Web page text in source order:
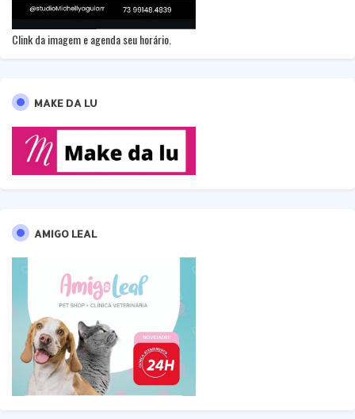
Clink da imagem e agenda seu horário.
MAKE DA LU
AMIGO LEAL